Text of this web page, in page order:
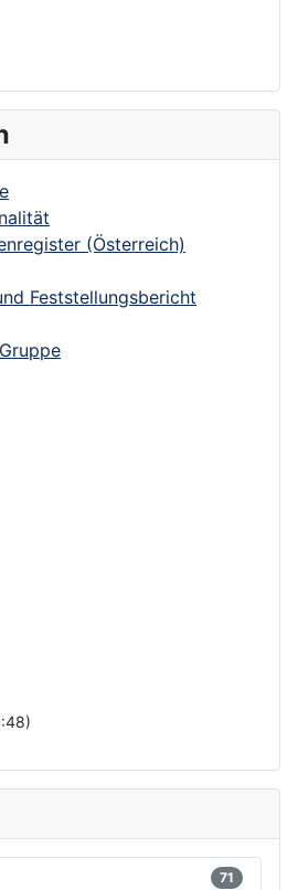
(Österreich)
Feststellungsbericht
71